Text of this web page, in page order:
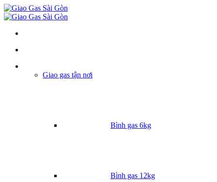
Giao gas tận nơi
Bình gas 6kg
Bình gas 12kg